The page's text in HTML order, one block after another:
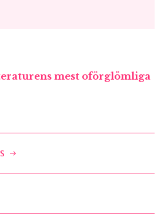
mest oförglömliga